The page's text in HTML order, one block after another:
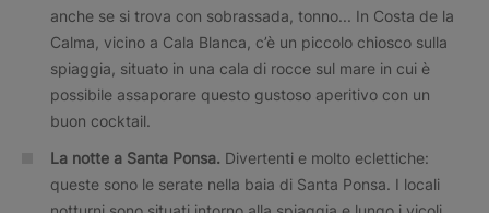
anche se si trova con sobrassada, tonno... In Costa de la
Calma, vicino a Cala Blanca, c’è un piccolo chiosco sulla
spiaggia, situato in una cala di rocce sul mare in cui è
possibile assaporare questo gustoso aperitivo con un
buon cocktail.
La notte a Santa Ponsa. Divertenti e molto eclettiche:
queste sono le serate nella baia di Santa Ponsa. I locali